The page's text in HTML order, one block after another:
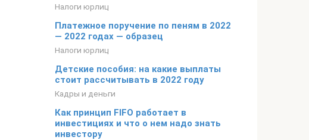
Налоги юрлиц
Платежное поручение по пеням в 2022
— 2022 годах — образец
Налоги юрлиц
Детские пособия: на какие выплаты
стоит рассчитывать в 2022 году
Кадры и деньги
Как принцип FIFO работает в
инвестициях и что о нем надо знать
инвестору